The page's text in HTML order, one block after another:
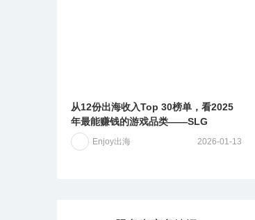
从12份出海收入Top 30榜单，看2025
年最能赚钱的游戏品类——SLG
Enjoy出海 2026-01-13